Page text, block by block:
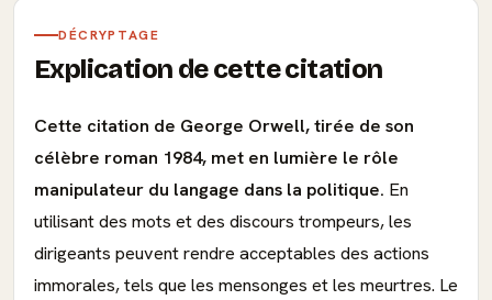
DÉCRYPTAGE
Explication de cette citation
Cette citation de George Orwell, tirée de son
célèbre roman 1984, met en lumière le rôle
manipulateur du langage dans la politique. En
utilisant des mots et des discours trompeurs, les
dirigeants peuvent rendre acceptables des actions
immorales, tels que les mensonges et les meurtres. Le